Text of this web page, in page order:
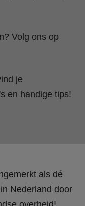
Volg ons op
je
en handige tips!
als dé
Nederland door
overheid!